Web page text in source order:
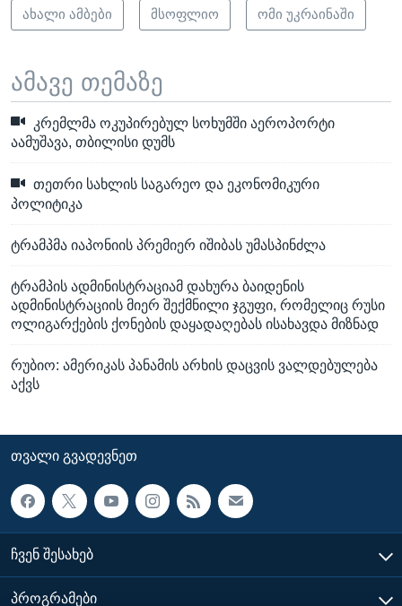
ახალი ამბები მსოფლიო ომი უკრაინაში
ამავე თემაზე
კრემლმა ოკუპირებულ სოხუმში აეროპორტი
აამუშავა, თბილისი დუმს
თეთრი სახლის საგარეო და ეკონომიკური
პოლიტიკა
ტრამპმა იაპონიის პრემიერ იშიბას უმასპინძლა
ტრამპის ადმინისტრაციამ დახურა ბაიდენის
ადმინისტრაციის მიერ შექმნილი ჯგუფი, რომელიც რუსი
ოლიგარქების ქონების დაყადაღებას ისახავდა მიზნად
რუბიო: ამერიკას პანამის არხის დაცვის ვალდებულება
აქვს
ᲗᲕᲐᲚᲘ ᲒᲕᲐᲓᲔᲕᲜᲔᲗ
ᲩᲕᲔᲜ ᲨᲔᲡᲐᲮᲔᲑ
ᲞᲠᲝᲒᲠᲐᲛᲔᲑᲘ